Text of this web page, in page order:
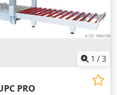
1 /3
PRO